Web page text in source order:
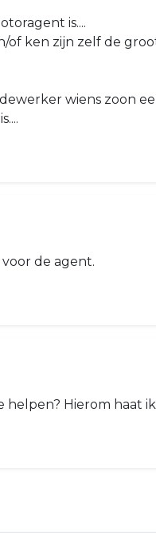
is....
of ken zijn zelf de
wiens zoon
de agent.
helpen? Hierom haat